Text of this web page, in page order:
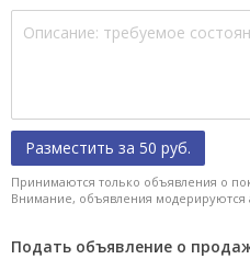
Разместить за 50 руб.
Принимаются только объявления о
Внимание, объявления модерируются
Подать объявление о